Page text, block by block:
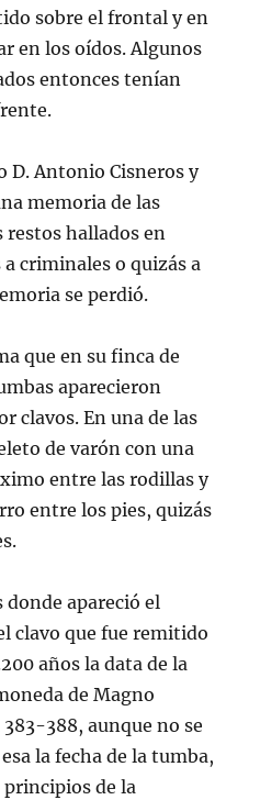
sobre el frontal y en
en los oídos. Algunos
entonces tenían
D. Antonio Cisneros y
memoria de las
restos hallados en
criminales o quizás a
se perdió.
que en su finca de
aparecieron
clavos. En una de las
de varón con una
entre las rodillas y
entre los pies, quizás
donde apareció el
clavo que fue remitido
años la data de la
de Magno
388, aunque no se
la fecha de la tumba,
de la